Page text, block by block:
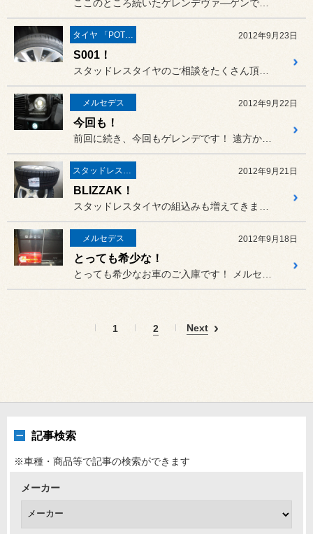
タイヤ 「POTENZA」 2012年9月23日
S001！
メルセデス 2012年9月22日
今回も！
スタッドレスタイヤ 「BLIZZAK」 2012年9月21日
BLIZZAK！
メルセデス 2012年9月18日
とっても希少な！
1 2 Next
記事検索
※車種・商品等で記事の検索ができます
メーカー